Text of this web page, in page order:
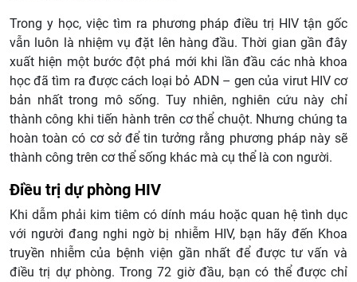
Trong y học, việc tìm ra phương pháp điều trị HIV tận gốc
vẫn luôn là nhiệm vụ đặt lên hàng đầu. Thời gian gần đây
xuất hiện một bước đột phá mới khi lần đầu các nhà khoa
học đã tìm ra được cách loại bỏ ADN – gen của virut HIV cơ
bản nhất trong mô sống. Tuy nhiên, nghiên cứu này chỉ
thành công khi tiến hành trên cơ thể chuột. Nhưng chúng ta
hoàn toàn có cơ sở để tin tưởng rằng phương pháp này sẽ
thành công trên cơ thể sống khác mà cụ thể là con người.
Điều trị dự phòng HIV
Khi dẫm phải kim tiêm có dính máu hoặc quan hệ tình dục
với người đang nghi ngờ bị nhiễm HIV, bạn hãy đến Khoa
truyền nhiễm của bệnh viện gần nhất để được tư vấn và
điều trị dự phòng. Trong 72 giờ đầu, bạn có thể được chỉ